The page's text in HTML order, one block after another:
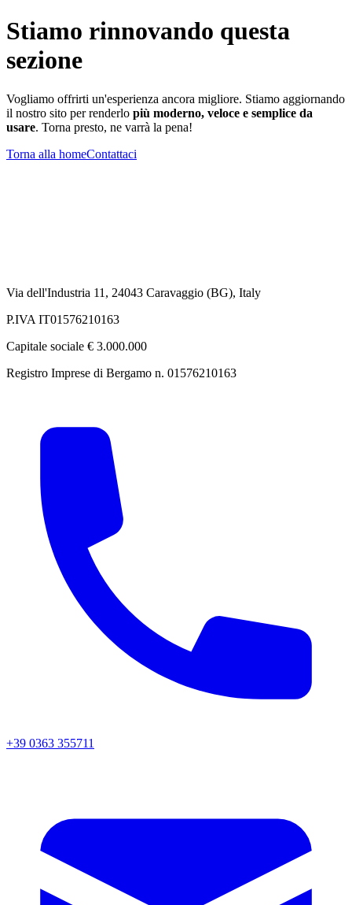
Stiamo rinnovando questa
sezione
Vogliamo offrirti un'esperienza ancora migliore. Stiamo aggiornando
il nostro sito per renderlo più moderno, veloce e semplice da
usare. Torna presto, ne varrà la pena!
Torna alla homeContattaci
Via dell'Industria 11, 24043 Caravaggio (BG), Italy
P.IVA IT01576210163
Capitale sociale € 3.000.000
Registro Imprese di Bergamo n. 01576210163
+39 0363 355711